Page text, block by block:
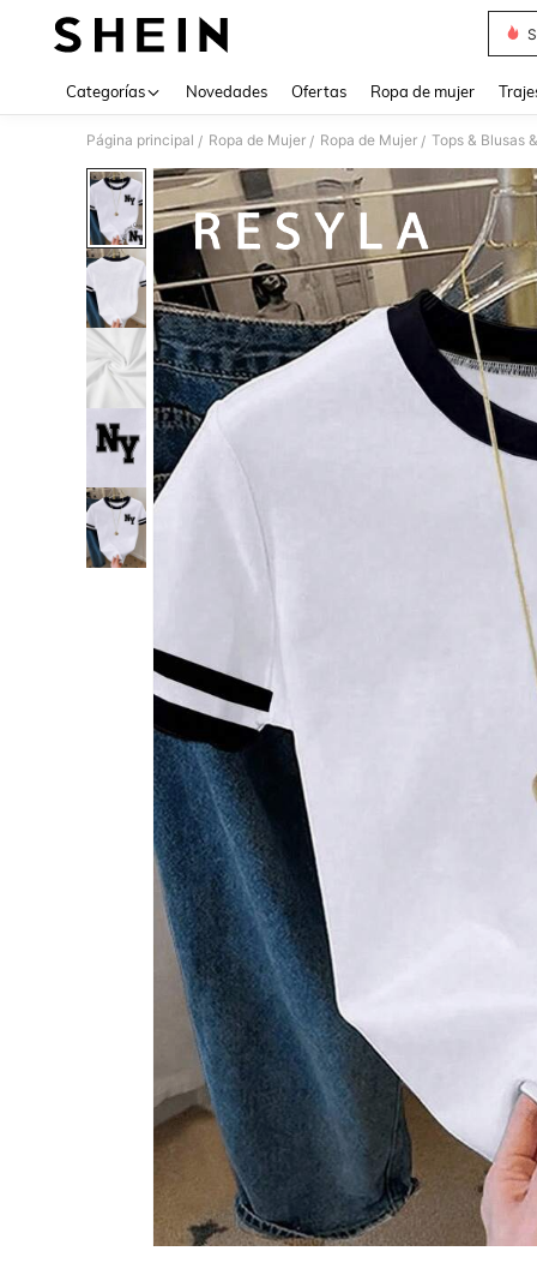
Categorías Novedades Ofertas Ropa de mujer
Página principal / Ropa de Mujer / Ropa de Mujer / Tops & Blusas